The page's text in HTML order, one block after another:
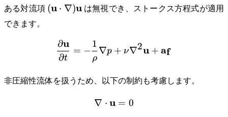
ある対流項 (\mathbf{u}
\mathbf{u}
(u ⋅ ∇)uは無視でき、ストークス方程式が適用
できます。
\frac{\partial
∂t
∂u
= −
ρ
1
∇p + ν∇2u + af
非圧縮性流体を扱うため、以下の制約も考慮します。
\nabla \cdot \mathbf{u}
∇ ⋅ u = 0